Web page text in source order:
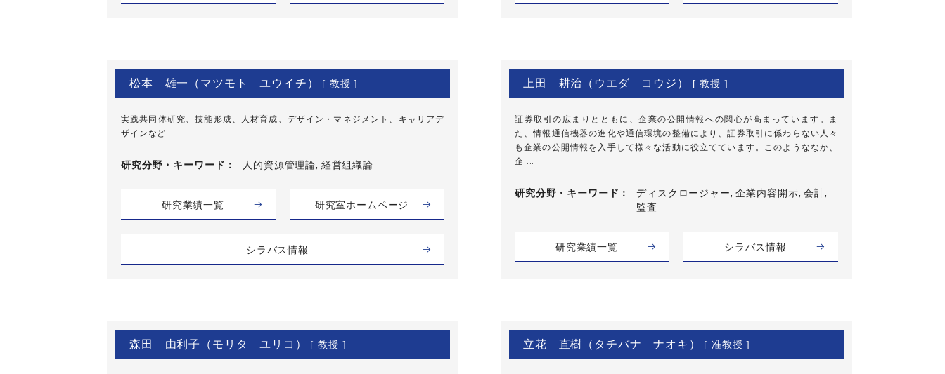
松本 雄一（マツモト ユウイチ） [ 教授 ]
実践共同体研究、技能形成、人材育成、デザイン・マネジメント、キャリアデ
ザインなど
研究分野・ キーワード 人的資源管理論, 経営組織論
研究業績一覧 研究室ホームページ
シラバス情報
上田 耕治（ウエダ コウジ） [ 教授 ]
証券取引の広まりとともに、企業の公開情報への関心が高まっています。ま
た、情報通信機器の進化や通信環境の整備により、証券取引に係わらない人々
も企業の公開情報を入手して様々な活動に役立てています。このようななか、
企 ...
研究分野・ キーワード
ディスクロージャー, 企業内容開示, 会計,
監査
研究業績一覧 シラバス情報
森田 由利子（モリタ ユリコ） [ 教授 ] 立花 直樹（タチバナ ナオキ） [ 准教授 ]